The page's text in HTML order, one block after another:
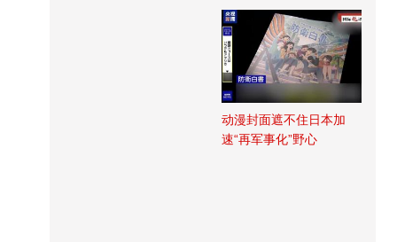
动漫封面遮不住日本加
速“再军事化”野心